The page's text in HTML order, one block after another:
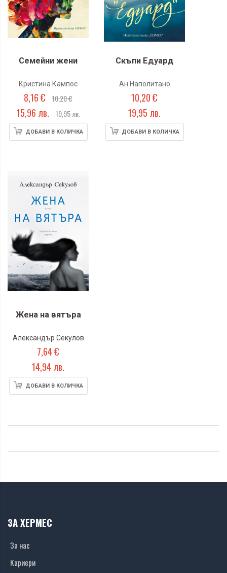
Семейни жени
Кристина Кампос
8,16 € 10,20 €
15,96 лв. 19,95 лв.
ДОБАВИ В КОЛИЧКА
Скъпи Едуард
Ан Наполитано
10,20 €
19,95 лв.
ДОБАВИ В КОЛИЧКА
Жена на вятъра
Александър Секулов
7,64 €
14,94 лв.
ДОБАВИ В КОЛИЧКА
ЗА ХЕРМЕС
За нас
Кариери